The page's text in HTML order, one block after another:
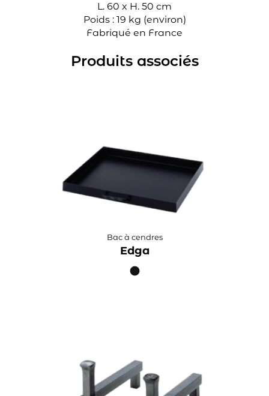
L. 60 x H. 50 cm
Poids : 19 kg (environ)
Fabriqué en France
Produits associés
Bac à cendres
Edga